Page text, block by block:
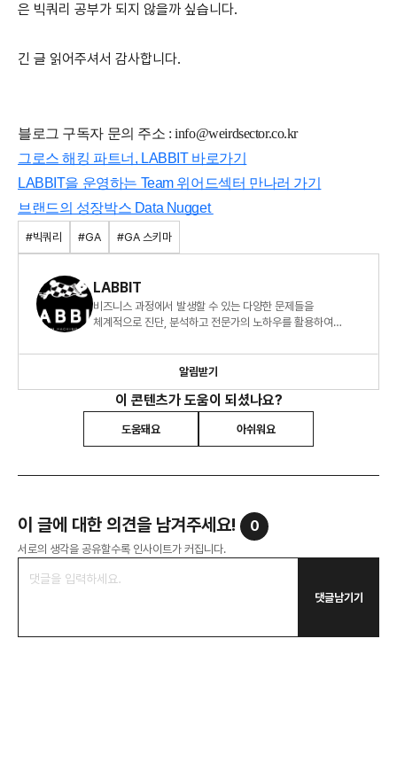
은 빅쿼리 공부가 되지 않을까 싶습니다.
긴 글 읽어주셔서 감사합니다.
블로그 구독자 문의 주소 : info@weirdsector.co.kr
그로스 해킹 파트너, LABBIT 바로가기
LABBIT을 운영하는 Team 위어드섹터 만나러 가기
브랜드의 성장박스 Data Nugget
#빅쿼리 #GA #GA 스키마
LABBIT
비즈니스 과정에서 발생할 수 있는 다양한 문제들을
체계적으로 진단, 분석하고 전문가의 노하우를 활용하여
알림받기
이 콘텐츠가 도움이 되셨나요?
도움돼요 아쉬워요
이 글에 대한 의견을 남겨주세요! 0
서로의 생각을 공유할수록 인사이트가 커집니다.
댓글남기기